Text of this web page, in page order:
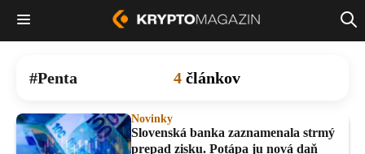
Penta 4 článkov
Novinky
Slovenská banka zaznamenala strmý
prepad zisku. Potápa ju nová daň